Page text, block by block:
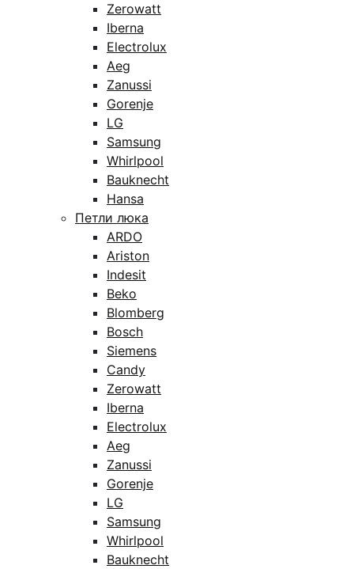
Zerowatt
Iberna
Electrolux
Aeg
Zanussi
Gorenje
LG
Samsung
Whirlpool
Bauknecht
Hansa
Петли люка
ARDO
Ariston
Indesit
Beko
Blomberg
Bosch
Siemens
Candy
Zerowatt
Iberna
Electrolux
Aeg
Zanussi
Gorenje
LG
Samsung
Whirlpool
Bauknecht